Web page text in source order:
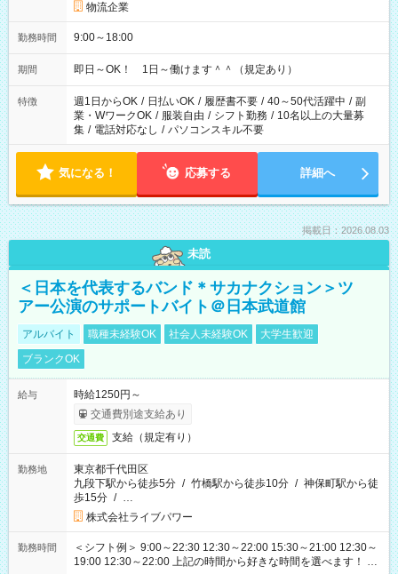
物流企業
勤務時間 9:00～18:00
期間 即日～OK！ 1日～働けます＾＾（規定あり）
特徴 週1日からOK / 日払いOK / 履歴書不要 / 40～50代活躍中 / 副
業・WワークOK / 服装自由 / シフト勤務 / 10名以上の大量募
集 / 電話対応なし / パソコンスキル不要
気になる！ 応募する 詳細へ
掲載日：2026.08.03
未読
＜日本を代表するバンド＊サカナクション＞ツ
アー公演のサポートバイト＠日本武道館
アルバイト 職種未経験OK 社会人未経験OK
大学生歓迎
ブランクOK
給与
時給1250円～
交通費別途支給あり
交通費 支給（規定有り）
勤務地
東京都千代田区
九段下駅から徒歩5分 / 竹橋駅から徒歩10分 / 神保町駅から徒
歩15分 / …
株式会社ライブパワー
勤務時間
＜シフト例＞ 9:00～22:30 12:30～22:00 15:30～21:00 12:30～
19:00 12:30～22:00 上記の時間から好きな時間を選べます！ ※